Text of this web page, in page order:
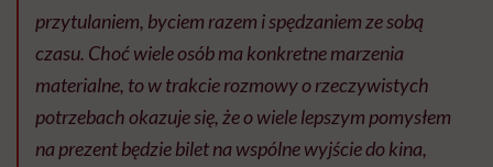
przytulaniem, byciem razem i spędzaniem ze sobą
czasu. Choć wiele osób ma konkretne marzenia
materialne, to w trakcie rozmowy o rzeczywistych
potrzebach okazuje się, że o wiele lepszym pomysłem
na prezent będzie bilet na wspólne wyjście do kina,